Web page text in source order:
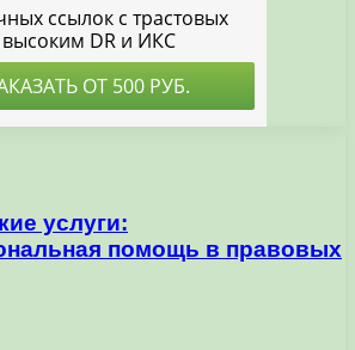
услуги:
помощь в правовых